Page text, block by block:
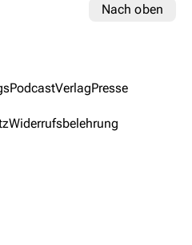
Nach oben
PodcastVerlagPresse
Widerrufsbelehrung